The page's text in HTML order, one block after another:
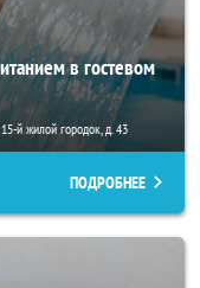
в гостевом
й жилой городок, д. 43
ПОДРОБНЕЕ